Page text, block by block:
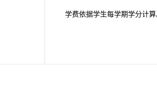
学费依据学生每学期学分计算